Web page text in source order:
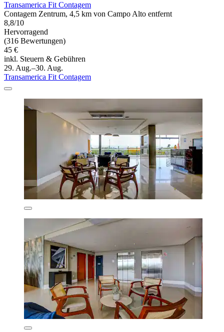
Transamerica Fit Contagem
Contagem Zentrum, 4,5 km von Campo Alto entfernt
8,8/10
Hervorragend
(316 Bewertungen)
45 €
inkl. Steuern & Gebühren
29. Aug.–30. Aug.
Transamerica Fit Contagem